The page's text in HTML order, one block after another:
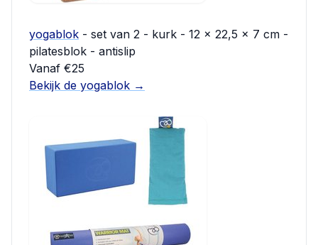
yogablok - set van 2 - kurk - 12 x 22,5 x 7 cm -
pilatesblok - antislip
Vanaf €25
Bekijk de yogablok →